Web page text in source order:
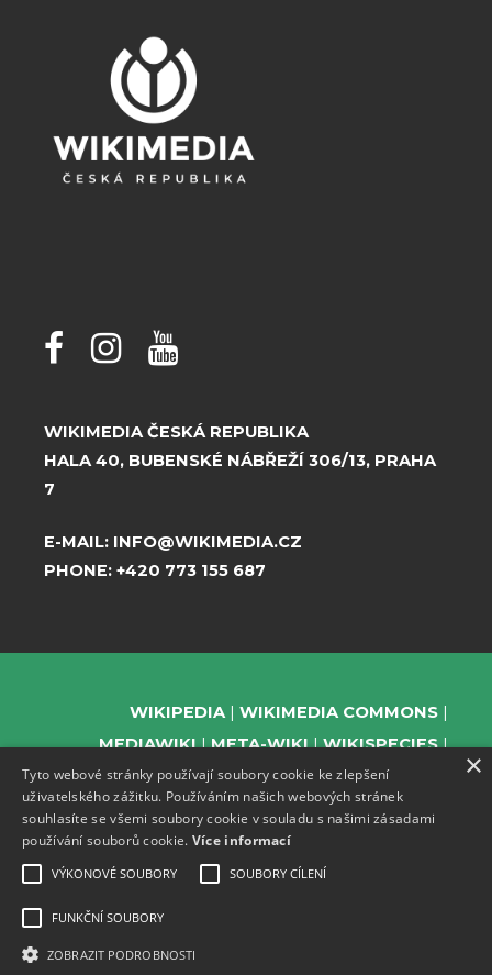
WIKIMEDIA ČESKÁ REPUBLIKA
HALA 40, BUBENSKÉ NÁBŘEŽÍ 306/13, PRAHA
7
E-MAIL: INFO@WIKIMEDIA.CZ
PHONE: +420 773 155 687
WIKIPEDIA
WIKIMEDIA COMMONS
MEDIAWIKI
META-WIKI
WIKISPECIES
WIKIBOOKS
WIKIDATA
WIKIMANIA
WIKINEWS
WIKIQUOTE
WIKISOURCE
WIKIVERSITY
×
Tyto webové stránky používají soubory cookie ke zlepšení
uživatelského zážitku. Používáním našich webových stránek
souhlasíte se všemi soubory cookie v souladu s našimi zásadami
používání souborů cookie. Více informací
VÝKONOVÉ SOUBORY SOUBORY CÍLENÍ
FUNKČNÍ SOUBORY
ZOBRAZIT PODROBNOSTI